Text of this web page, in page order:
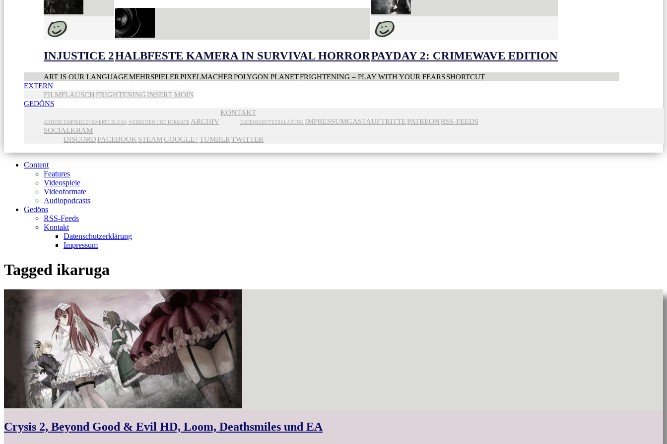
INJUSTICE 2HALBFESTE KAMERA IN SURVIVAL HORRORPAYDAY 2: CRIMEWAVE EDITION
ART IS OUR LANGUAGEMEHRSPIELERPIXELMACHERPOLYGON PLANETFRIGHTENING – PLAY WITH YOUR FEARSSHORTCUT
EXTERN
FILMFLAUSCH FRIGHTENING INSERT MOIN
GEDÖNS
ANDERE EMPFEHLENSWERTE BLOGS, WEBSEITEN UND FORMATE ARCHIV
KONTAKT
DATENSCHUTZERKLÄRUNG IMPRESSUMGASTAUFTRITTEPATREON RSS-FEEDS
SOCIALKRAM
DISCORD FACEBOOK STEAMGOOGLE+TUMBLRTWITTER
Content
Features
Videospiele
Videoformate
Audiopodcasts
Gedöns
RSS-Feeds
Kontakt
Datenschutzerklärung
Impressum
Tagged ikaruga
Crysis 2, Beyond Good & Evil HD, Loom, Deathsmiles und EA